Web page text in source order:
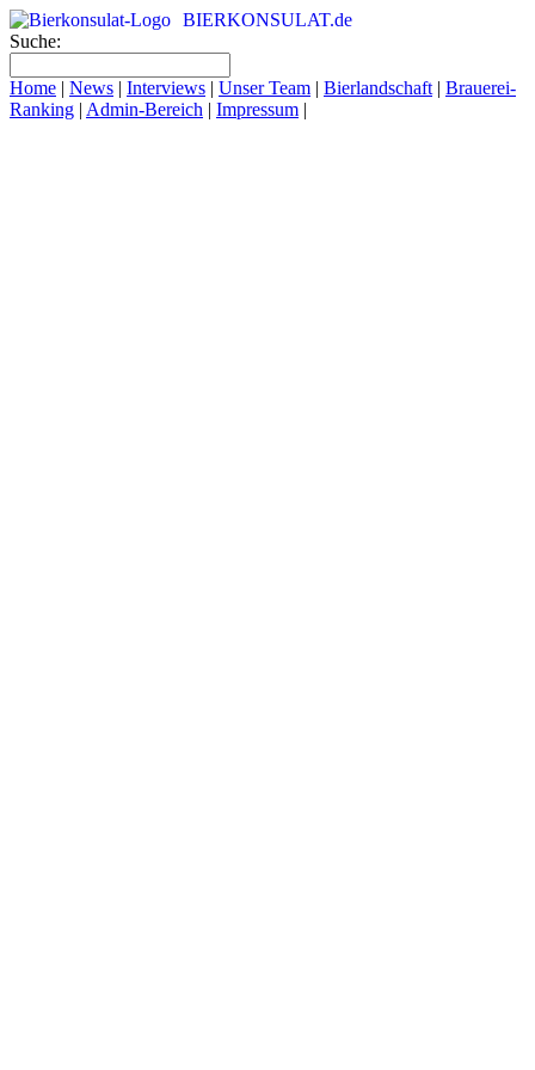
BIERKONSULAT.de
Suche:
Home | News | Interviews | Unser Team | Bierlandschaft | Brauerei-
Ranking | Admin-Bereich | Impressum |